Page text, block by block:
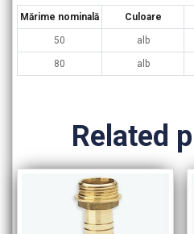
Mărime nominală Culoare
50 alb
80 alb
Related